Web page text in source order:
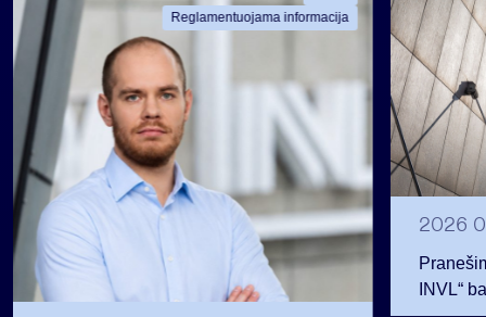
Reglamentuojama informacija
2026
INVL“